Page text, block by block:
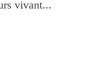
vivant...